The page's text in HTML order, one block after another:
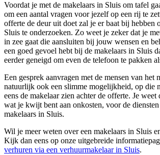
Voordat je met de makelaars in Sluis om tafel
om een aantal vragen voor jezelf op een rij te
offerte de deur uit doet zal je er baat bij hebben
Sluis te onderzoeken. Zo weet je zeker dat je
in zee gaat die aansluiten bij jouw wensen en
een goed gevoel hebt bij de makelaars in Sluis
eerder geneigd om even de telefoon te pakken
Een gesprek aanvragen met de mensen van het
natuurlijk ook een slimme mogelijkheid, op die
eens de makelaar zien achter de offerte. Je weet
wat je kwijt bent aan onkosten, voor de
makelaars in Sluis.
Wil je meer weten over een makelaars in Sluis
Kijk dan eens op onze uitgebreide
verhuren via een verhuurmakelaar in Sluis.